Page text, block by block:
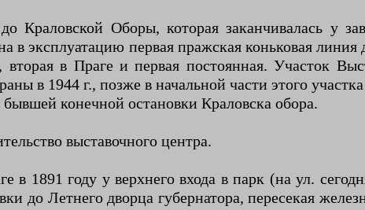
Краловской Оборы, которая заканчивалась у
в эксплуатацию первая пражская коньковая линия
в Праге и первая постоянная. Участок
в 1944 г., позже в начальной части этого
конечной остановки Краловска обора.
выставочного центра.
1891 году у верхнего входа в парк (на ул.
до Летнего дворца губернатора, пересекая